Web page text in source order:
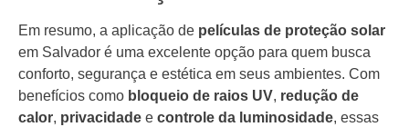
Em resumo, a aplicação de películas de proteção solar
em Salvador é uma excelente opção para quem busca
conforto, segurança e estética em seus ambientes. Com
benefícios como bloqueio de raios UV, redução de
calor, privacidade e controle da luminosidade, essas